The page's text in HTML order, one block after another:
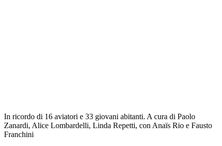
In ricordo di 16 aviatori e 33 giovani abitanti. A cura di Paolo
Zanardi, Alice Lombardelli, Linda Repetti, con Anaïs Rio e Fausto
Franchini